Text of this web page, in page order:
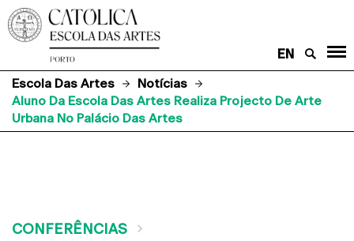
EN
Escola Das Artes
Notícias
Aluno Da Escola Das Artes Realiza Projecto De Arte
Urbana No Palácio Das Artes
CONFERÊNCIAS